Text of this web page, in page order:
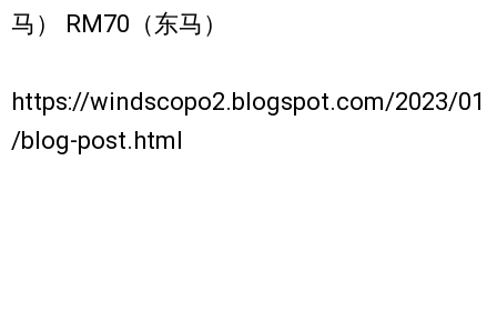
马） RM70（东马）
https://windscopo2.blogspot.com/2023/01
/blog-post.html